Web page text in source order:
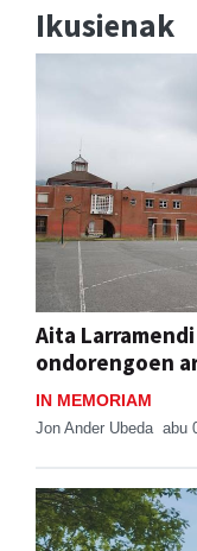
Ikusienak
Aita
ondorengoen
IN MEMORIAM
Jon Ander Ubeda abu